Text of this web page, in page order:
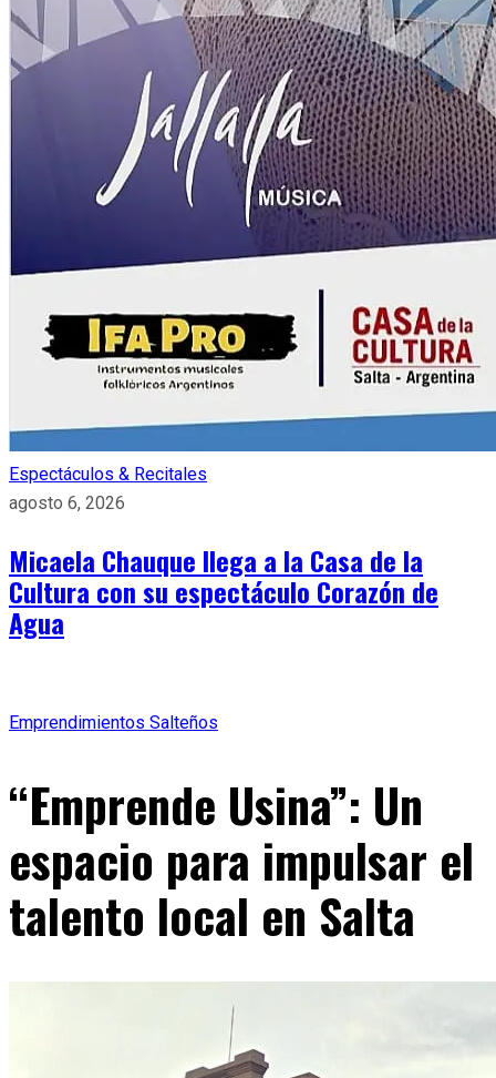
Espectáculos & Recitales
agosto 6, 2026
Micaela Chauque llega a la Casa de la
Cultura con su espectáculo Corazón de
Agua
Emprendimientos Salteños
“Emprende Usina”: Un
espacio para impulsar el
talento local en Salta